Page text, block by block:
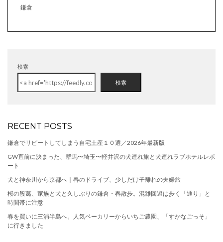
鎌倉
検索
検索
RECENT POSTS
鎌倉でリピートしてしまう自宅土産１０選／2026年最新版
GW直前に決まった、群馬〜埼玉〜軽井沢の犬連れ旅と犬連れラブホテルレポ
ート
犬と神奈川から京都へ｜春のドライブ、少しだけ子離れの夫婦旅
桜の段葛、家族と犬と久しぶりの鎌倉・春散歩。混雑回避は歩く「通り」と
時間帯に注意
春を買いに三浦半島へ。人気ベーカリーからいちご農園、「すかなごっそ」
に行きました